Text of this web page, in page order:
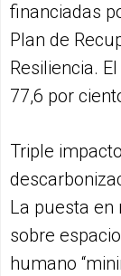
financiadas
Plan de
Resiliencia.
77,6 por
Triple
La puesta en
sobre
humano